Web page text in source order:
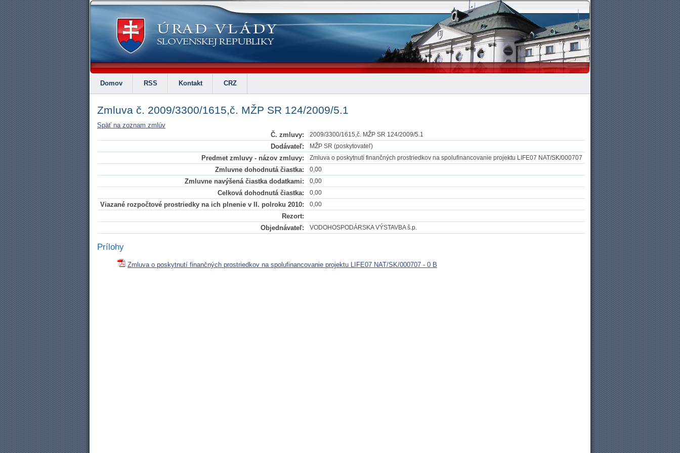
Domov RSS Kontakt CRZ
Zmluva č. 2009/3300/1615,č. MŽP SR 124/2009/5.1
Späť na zoznam zmlúv
Č. zmluvy:
2009/3300/1615,č. MŽP SR 124/2009/5.1
Dodávateľ: MŽP SR (poskytovateľ)
Predmet zmluvy - názov zmluvy: Zmluva o poskytnutí finančných prostriedkov na spolufinancovanie projektu LIFE07 NAT/SK/000707
Zmluvne dohodnutá čiastka: 0,00
Zmluvne navýšená čiastka dodatkami: 0,00
Celková dohodnutá čiastka: 0,00
Viazané rozpočtové prostriedky na ich plnenie v II. polroku 2010: 0,00
Rezort:
Objednávateľ:
VODOHOSPODÁRSKA VÝSTAVBA š.p.
Prílohy
Zmluva o poskytnutí finančných prostriedkov na spolufinancovanie projektu LIFE07 NAT/SK/000707 - 0 B